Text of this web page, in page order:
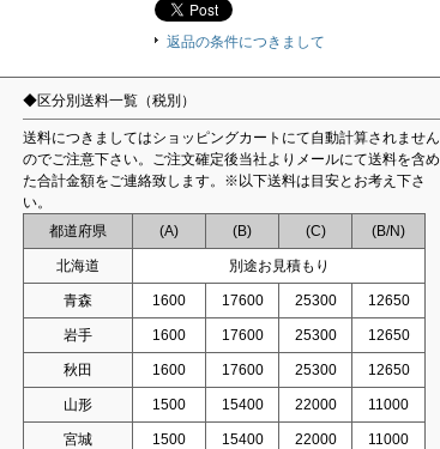
返品の条件につきまして
◆区分別送料一覧（税別）
送料につきましてはショッピングカートにて自動計算されません
のでご注意下さい。ご注文確定後当社よりメールにて送料を含め
た合計金額をご連絡致します。※以下送料は目安とお考え下さ
い。
都道府県
(A) (B) (C) (B/N)
北海道 別途お見積もり
青森 1600 17600 25300 12650
岩手 1600 17600 25300 12650
秋田 1600 17600 25300 12650
山形 1500 15400 22000 11000
宮城 1500 15400 22000 11000